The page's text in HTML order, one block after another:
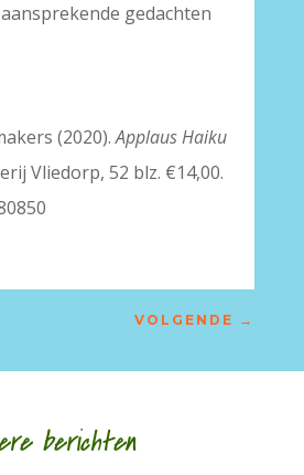
gedachten
(2020).Applaus Haiku
Vliedorp, 52 blz. €14,00.
VOLGENDE →
berichten